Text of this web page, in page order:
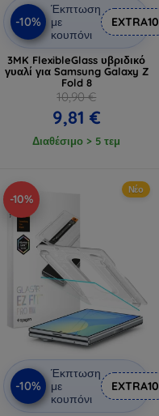
-10%
Έκπτωση
με
κουπόνι
EXTRA10
3MK FlexibleGlass υβριδικό
γυαλί για Samsung Galaxy Z
Fold 8
10,90 €
9,81 €
Διαθέσιμο > 5 τεμ
-10%
Νέο
-10%
Έκπτωση
με
κουπόνι
EXTRA10